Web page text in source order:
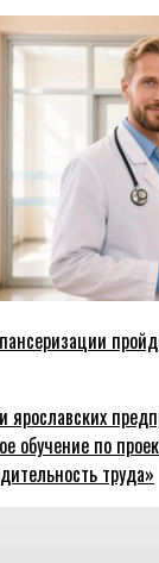
ярославских
обучение по
труда»